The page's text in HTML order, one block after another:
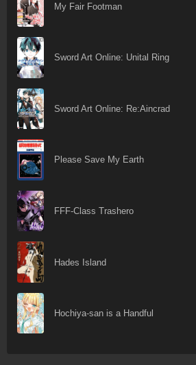
My Fair Footman
Sword Art Online: Unital Ring
Sword Art Online: Re:Aincrad
Please Save My Earth
FFF-Class Trashero
Hades Island
Hochiya-san is a Handful